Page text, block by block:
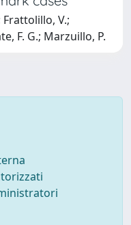
V.;
F. G.; Marzuillo, P.